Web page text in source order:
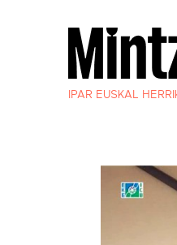
IPAR EUSKAL